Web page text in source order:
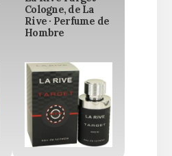
Cologne, de La
Rive · Perfume de
Hombre